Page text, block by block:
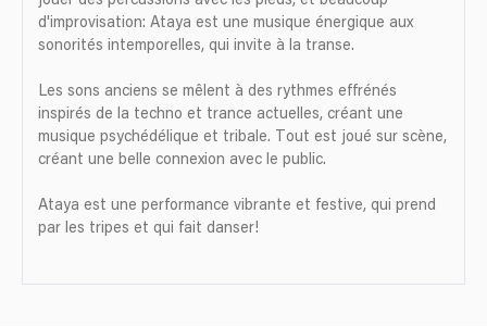
d'improvisation: Ataya est une musique énergique aux
sonorités intemporelles, qui invite à la transe.
Les sons anciens se mêlent à des rythmes effrénés
inspirés de la techno et trance actuelles, créant une
musique psychédélique et tribale. Tout est joué sur scène,
créant une belle connexion avec le public.
Ataya est une performance vibrante et festive, qui prend
par les tripes et qui fait danser!